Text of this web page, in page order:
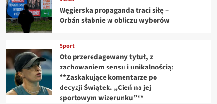
Węgierska propaganda traci siłę –
Orbán słabnie w obliczu wyborów
Sport
Oto przeredagowany tytuł, z
zachowaniem sensu i unikalnością:
**Zaskakujące komentarze po
decyzji Świątek. „Cień na jej
sportowym wizerunku”**